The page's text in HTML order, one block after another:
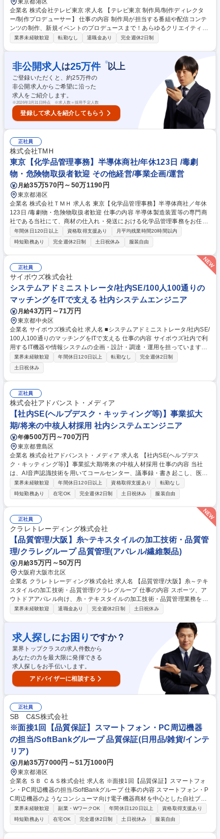
東京都港区
企業名 株式会社テレビ東京 求人名 【テレビ東京 制作局/制作ディレクタ
ー/制作プロデューサー】 仕事の内容 制作局が担当する番組や配信コンテ
ンツの制作、新規イベントのプロデュースまで！あらゆるクリエイティブ
の仕事をこれまで培ったスキルや経験を活かし、即戦力としてぜひ活躍し
テレビ東京の制作局です。テレビ業界全体が変革期を迎える中、「脱・テ
レ東らしさ」をテーマにテレビ東京に新たなヒットコンテンツを生み出せ
る人材を求めます。従来の番組制作経験者はもちろん、未経験でも配信や
イベントなどのコンテンツ開発で新しいマネタイズの仕組みを生み出せる
自信のある方など総合的なコンテンツクリエイターをお迎えしたいと考え
ております。 募集職種 【テレビ東京 制作局/制作ディレクター/制作プロデ
ューサー】
業界未経験歓迎 転勤なし 退職金あり 完全週休2日制
非公開求人 は25万件 ※以上
ご登録いただくと、約25万件の
非公開求人からご希望に沿った
求人をご紹介します。
※2026年3月31日時点 ※求人数＝採用予定人数
登録して求人を紹介してもらう
正社員
株式会社TMH
東京【化学品管理事務】半導体商社/年休123日 /毒劇
物・危険物取扱者歓迎 その他経営/事業企画/運営
月給35万570円～50万1190円
東京都港区
企業名 株式会社ＴＭＨ 求人名 東京【化学品管理事務】半導体商社／年休
123日 /毒劇物・危険物取扱者歓迎 仕事の内容 半導体製造装置等の専門商
社である当社にて、商材の仕入れ・発送における化学品管理事務をお任せ
いたします。新規事業になる為、新規での管理体制の構築を担って頂きま
す。 ■仕入れから保管・販売・運搬・廃棄までが法令どおりに行われてい
るかの管理 ■商材の受発注管理業務 ■保管・貯蔵の適切な管理業務 ■在
庫・帳簿の正確な記録および管理業務 ■事故・盗難発生時における迅速な
対応業務 募集職種 東京【化学品管理事務】半導体商社／年休123日 /毒劇
物・危険物取扱者歓迎
年間休日120日以上 資格取得支援あり
月平均残業時間20時間以内
時短勤務あり
完全週休2日制 土日祝休み 服装自由
正社員
サイボウズ株式会社
システムアドミニストレータ/社内SE/100人100通りの
マッチングをITで支える 社内システムエンジニア
月給43万円～71万円
東京都中央区
企業名 サイボウズ株式会社 求人名 ■システムアドミニストレータ/社内SE/
100人100通りのマッチングをITで支える 仕事の内容 サイボウズ社内で利
用するIT機器や情報システムの企画・設計・調達・運用を担っています。
情報システムの設計、構築、運用保守及びセキュリティ対策等の導入提案
や展開等のサービスを提供しています。 【業務内容】■サイボウズの働き
方を支えるITシステムの設計/構築/運用保守■社内用IaaS/SaaS/Idpの設計/
構築/運用保守■社内用オンプレミスサーバーの設計・運用保守■拠点の構
築・増床に伴うIT設備の設計、構築、運用保守 ※当社の企業理念を実現す
るための社内環境づくり、つまり「チームワークあふれる“会社”を創る」
ために「いつでも、どこでも、誰とでも、最高の仕事ができるITを提供す
る」をミッションとしています 募集職種 ■システムアドミニストレータ/
社内SE/100人100通りのマッチングをITで支える
業界未経験歓迎 年間休日120日以上 転勤なし
完全週休2日制
土日祝休み
正社員
株式会社アドバンスト・メディア
【社内SE(ヘルプデスク・キッティング等)】事業拡大
期/将来の中核人材採用 社内システムエンジニア
年俸500万円～700万円
東京都豊島区
企業名 株式会社アドバンスト・メディア 求人名 【社内SE(ヘルプデス
ク・キッティング等)】事業拡大期/将来の中核人材採用 仕事の内容 当社
は、AI音声認識技術を用いてコールセンター、議事録・書き起こし、医療
など様々な分野で音声認識技術を中心とした自社製品を販売しています。
※当社で社内向けITシステム運用・ITサポートをお任せします。 システム
運用に関する業務、ITサポート業務を担当いただきます。 ＜具体的には＞
■社内ヘルプデスク業務（問い合わせ対応、トラブルシューティング）■P
C／スマートフォン等のモバイル機器の手配・キッティング、アカウント
管理、備品管理、ライセンス管理、契約管理等の実務担当 ■他部門内チー
ムおよび他部署との各種調整業務 ■従業員に向けた情報の発信 募集職種
【社内SE(ヘルプデスク・キッティング等)】事業拡大期/将来の中核人材採
用
業界未経験歓迎 年間休日120日以上 資格取得支援あり
転勤なし
時短勤務あり
在宅OK 完全週休2日制 土日祝休み 服装自由
正社員
クラレトレーディング株式会社
【品質管理/大阪】糸~テキスタイルの加工技術・品質管
理/クラレグループ 品質管理(アパレル/繊維製品)
月給35万円～50万円
大阪府大阪市北区
企業名 クラレトレーディング株式会社 求人名 【品質管理/大阪】糸～テキ
スタイルの加工技術・品質管理/クラレグループ 仕事の内容 スポーツ、ア
ウトドアアパレル向け、糸・テキスタイルの加工技術・品質管理業務をお
任せいたします。 ポリエステル繊維を主とする原糸からテキスタイル生産
工場と連携し、加工技術対応や品質管理に従事。 ■出張：主に国内 3回前
後/月。海外も可能性はあり。 ■アイテム：Tシャツ、インナーやアウタ
ー、ボトムス等。スポーツ系の生地の生産がメイン。 募集職種 【品質管
理/大阪】糸～テキスタイルの加工技術・品質管理/クラレグループ
業界未経験歓迎 退職金あり 完全週休2日制 土日祝休み
求人探しにお困り ですか？
業界トップクラスの求人件数から
あなたの力を最大限に発揮できる
求人探しをお手伝いします。
アドバイザーに相談する
正社員
SB C&S株式会社
※面接1回【品質保証】スマートフォン・PC周辺機器
の担当/SoftBankグループ 品質保証(日用品/雑貨/インテ
リア)
月給35万7000円～51万1000円
東京都港区
企業名 ＳＢ Ｃ＆Ｓ株式会社 求人名 ※面接1回【品質保証】スマートフォ
ン・PC周辺機器の担当/SoftBankグループ 仕事の内容 スマートフォン・P
C周辺機器のようなコンシューマ向け電子機器商材を中心とした自社ブラ
ンド製品（SoftBank SELECTION, GLIDiC)の品質維持、改善、向上等の
業務をお任せいたします。 【対象商材】スマートフォンケース、液晶保護
フィルム、充電器・ケーブル、ワイヤレスイヤフォン、車載アクセサリ
ー、メモリー等 【詳細】■信頼性要求など、各種要求事項の作成または更
業界未経験歓迎 副業・WワークOK 年間休日120日以上
資格取得支援あり
時短勤務あり
在宅OK 完全週休2日制 土日祝休み 服装自由